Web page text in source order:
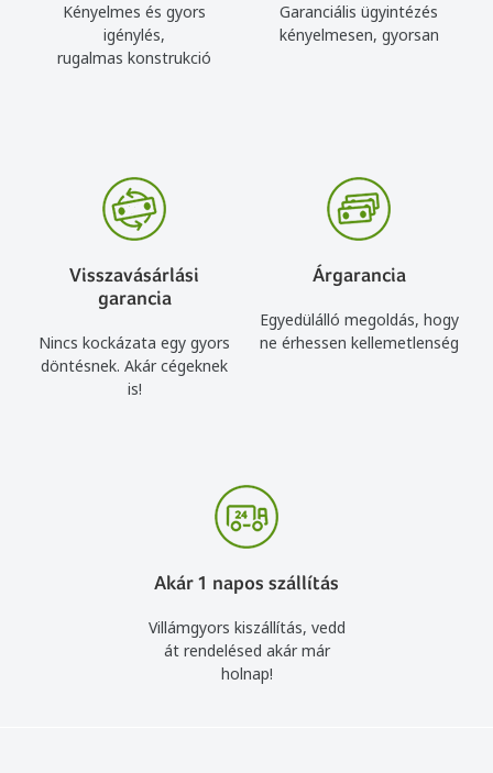
Kényelmes és gyors
igénylés,
rugalmas konstrukció
Garanciális ügyintézés
kényelmesen, gyorsan
Visszavásárlási
garancia
Nincs kockázata egy gyors
döntésnek. Akár cégeknek
is!
Árgarancia
Egyedülálló megoldás, hogy
ne érhessen kellemetlenség
Akár 1 napos szállítás
Villámgyors kiszállítás, vedd
át rendelésed akár már
holnap!